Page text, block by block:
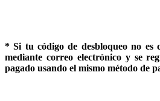
* Si tu código de desbloqueo no es
mediante correo electrónico y se
pagado usando el mismo método de